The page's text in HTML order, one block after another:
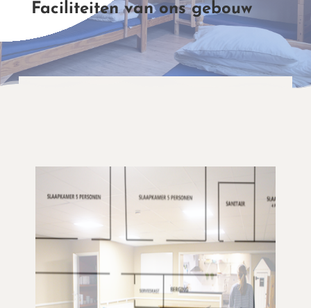
Faciliteiten van ons gebouw